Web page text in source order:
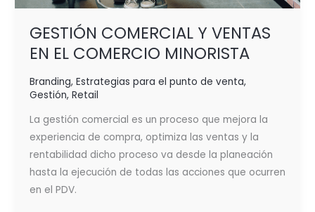
GESTIÓN COMERCIAL Y VENTAS
EN EL COMERCIO MINORISTA
Branding, Estrategias para el punto de venta,
Gestión, Retail
La gestión comercial es un proceso que mejora la
experiencia de compra, optimiza las ventas y la
rentabilidad dicho proceso va desde la planeación
hasta la ejecución de todas las acciones que ocurren
en el PDV.